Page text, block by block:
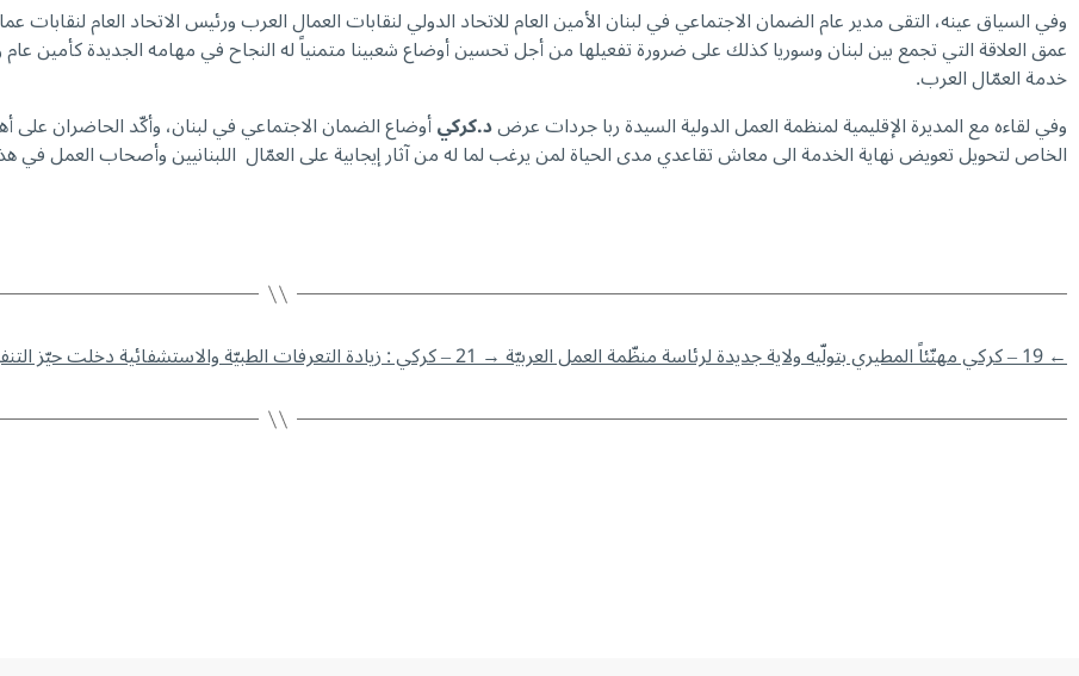
وفي السياق عينه، التقى مدير عام الضمان الاجتماعي في لبنان الأمين العام للاتحاد الدولي لنقابات العمال العرب ورئيس الاتحاد العام
عمق العلاقة التي تجمع بين لبنان وسوريا كذلك على ضرورة تفعيلها من أجل تحسين أوضاع شعبينا متمنياً له النجاح في مهامه الجديدة كأمين
خدمة العمّال العرب.
وفي لقاءه مع المديرة الإقليمية لمنظمة العمل الدولية السيدة ربا جردات عرضد.كركيأوضاع الضمان الاجتماعي في لبنان، وأكّد الحاضران على
الخاص لتحويل تعويض نهاية الخدمة الى معاش تقاعدي مدى الحياة لمن يرغب لما له من آثار إيجابية على العمّال اللبنانيين وأصحاب العمل في
←19 – كركي مهنّئاً المطيري بتولّيه ولاية جديدة لرئاسة منظّمة العمل العربيّة →21 – كركي : زيادة التعرفات الطبيّة والاستشفائية دخلت حيّز التنفيذ